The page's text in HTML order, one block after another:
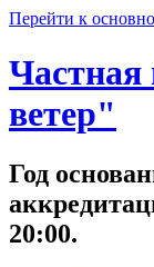
Перейти к
ветер"
Год
20:00.